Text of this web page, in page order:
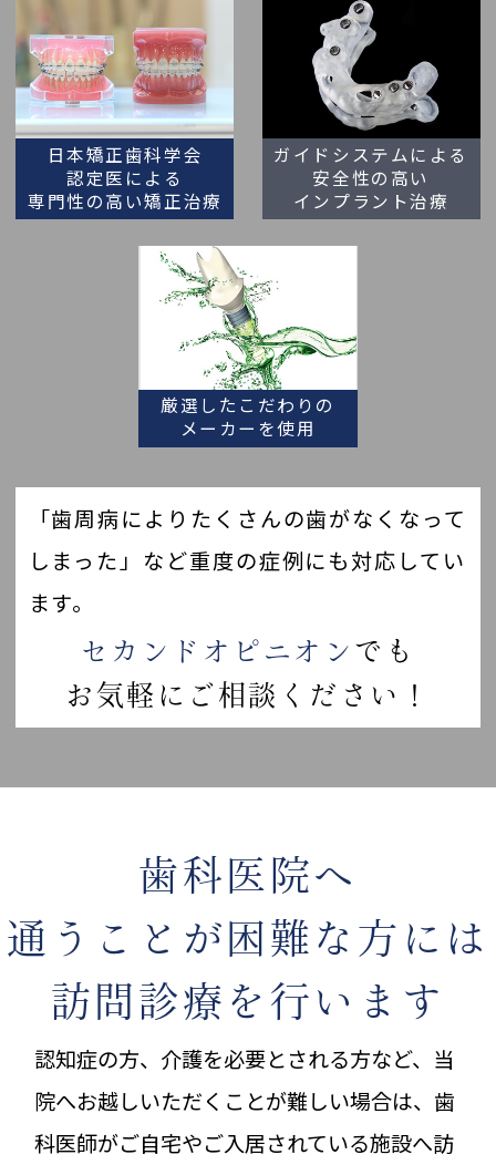
日本矯正歯科学会
認定医による
専門性の高い矯正治療
ガイドシステムによる
安全性の高い
インプラント治療
厳選したこだわりの
メーカーを使用
「歯周病によりたくさんの歯がなくなって
しまった」など重度の症例にも対応してい
ます。
セカンドオピニオン でも
お気軽にご相談ください！
歯科医院へ
通うことが 困難な方には
訪問診療を行います
認知症の方、介護を必要とされる方など、当
院へお越しいただくことが難しい場合は、歯
科医師がご自宅やご入居されている施設へ訪